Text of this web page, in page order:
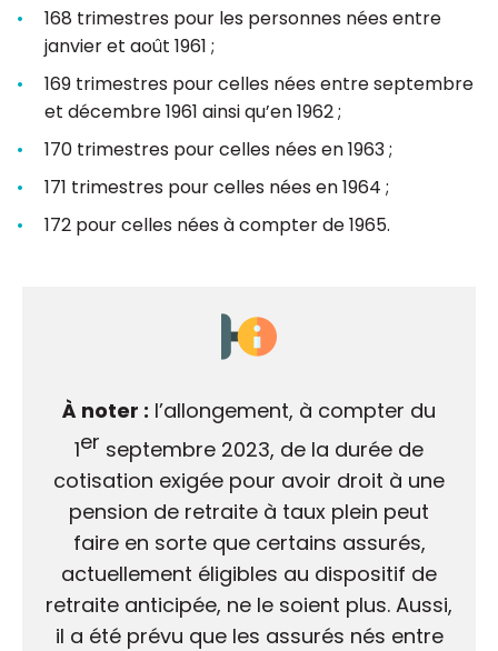
168 trimestres pour les personnes nées entre
janvier et août 1961 ;
169 trimestres pour celles nées entre septembre
et décembre 1961 ainsi qu’en 1962 ;
170 trimestres pour celles nées en 1963 ;
171 trimestres pour celles nées en 1964 ;
172 pour celles nées à compter de 1965.
À noter : l’allongement, à compter du
1er septembre 2023, de la durée de
cotisation exigée pour avoir droit à une
pension de retraite à taux plein peut
faire en sorte que certains assurés,
actuellement éligibles au dispositif de
retraite anticipée, ne le soient plus. Aussi,
il a été prévu que les assurés nés entre